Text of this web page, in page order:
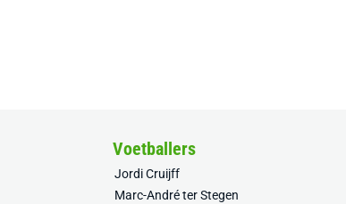
Voetballers
Jordi Cruijff
Marc-André ter Stegen